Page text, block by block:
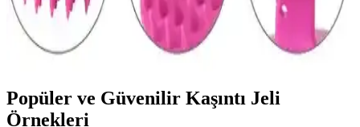
Ata Home’nin yumuşak silikon uçlu saç derisi masaj tarağı saç
derisine nazik temasla masaj yapar, kan dolaşımını destekler ve
kepek-kaşıntıyı hafifletebilir. Kokusuz silikon ve vantuzlu tasarımı
duşta güvenli kullanım sağlar; yerli üretimdir.
Popüler ve Güvenilir Kaşıntı Jeli
Örnekleri